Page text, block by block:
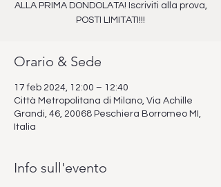
ALLA PRIMA DONDOLATA! Iscriviti alla prova,
POSTI LIMITATI!!!
Orario & Sede
17 feb 2024, 12:00 – 12:40
Città Metropolitana di Milano, Via Achille
Grandi, 46, 20068 Peschiera Borromeo MI,
Italia
Info sull'evento